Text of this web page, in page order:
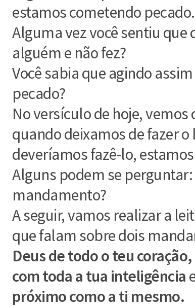
estamos cometendo pecado.
Alguma vez você sentiu que
alguém e não fez?
Você sabia que agindo
pecado?
No versículo de hoje,
quando deixamos de fazer
deveríamos fazê-lo,
Alguns podem se perguntar:
mandamento?
A seguir, vamos realizar a
que falam sobre dois
Deus de todo o teu
com toda a tua inteligência
próximo como a ti mesmo.